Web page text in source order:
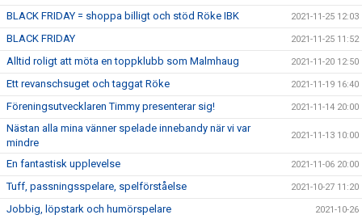
BLACK FRIDAY = shoppa billigt och stöd Röke IBK 2021-11-25 12:03
BLACK FRIDAY 2021-11-25 11:52
Alltid roligt att möta en toppklubb som Malmhaug 2021-11-20 12:50
Ett revanschsuget och taggat Röke 2021-11-19 16:40
Föreningsutvecklaren Timmy presenterar sig! 2021-11-14 20:00
Nästan alla mina vänner spelade innebandy när vi var
mindre
2021-11-13 10:00
En fantastisk upplevelse 2021-11-06 20:00
Tuff, passningsspelare, spelförståelse 2021-10-27 11:20
Jobbig, löpstark och humörspelare 2021-10-26